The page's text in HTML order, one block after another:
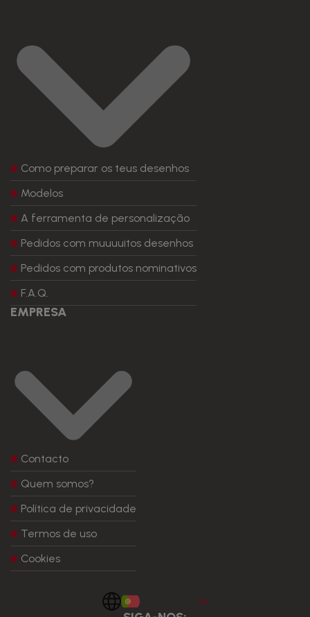
Como preparar os teus desenhos
Modelos
A ferramenta de personalização
Pedidos com muuuuitos desenhos
Pedidos com produtos nominativos
F.A.Q.
EMPRESA
Contacto
Quem somos?
Política de privacidade
Termos de uso
Cookies